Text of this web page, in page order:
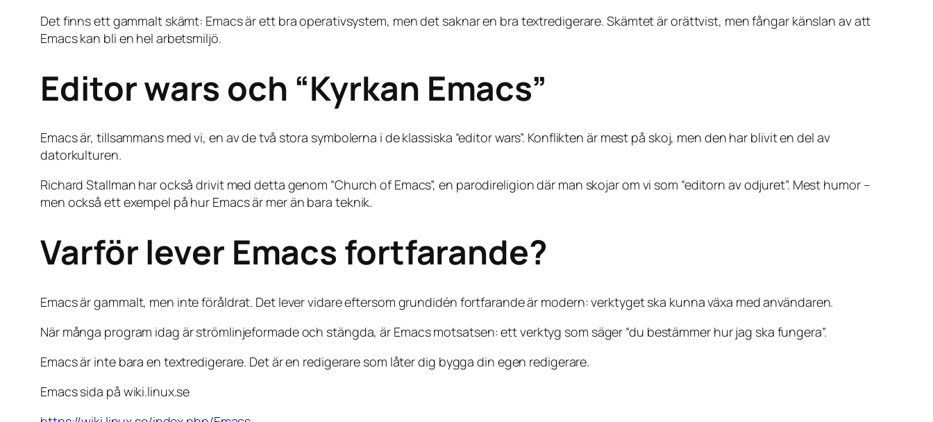
Det finns ett gammalt skämt: Emacs är ett bra operativsystem, men det saknar en bra textredigerare. Skämtet är orättvist, men fångar känslan av att
Emacs kan bli en hel arbetsmiljö.
Editor wars och “Kyrkan Emacs”
Emacs är, tillsammans med vi, en av de två stora symbolerna i de klassiska “editor wars”. Konflikten är mest på skoj, men den har blivit en del av
datorkulturen.
Richard Stallman har också drivit med detta genom “Church of Emacs”, en parodireligion där man skojar om vi som “editorn av odjuret”. Mest humor –
men också ett exempel på hur Emacs är mer än bara teknik.
Varför lever Emacs fortfarande?
Emacs är gammalt, men inte föråldrat. Det lever vidare eftersom grundidén fortfarande är modern: verktyget ska kunna växa med användaren.
När många program idag är strömlinjeformade och stängda, är Emacs motsatsen: ett verktyg som säger “du bestämmer hur jag ska fungera”.
Emacs är inte bara en textredigerare. Det är en redigerare som låter dig bygga din egen redigerare.
Emacs sida på wiki.linux.se